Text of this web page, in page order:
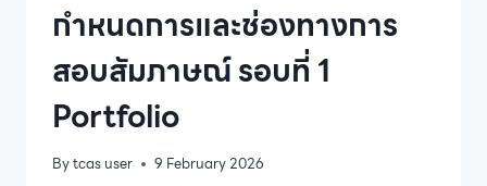
อาหาร
การ
ภาค
ปกติ
นอก
กำหนดการและช่องทางการ
สอบสัมภาษณ์ รอบที่ 1
Portfolio
Bytcas user 9 February 2026